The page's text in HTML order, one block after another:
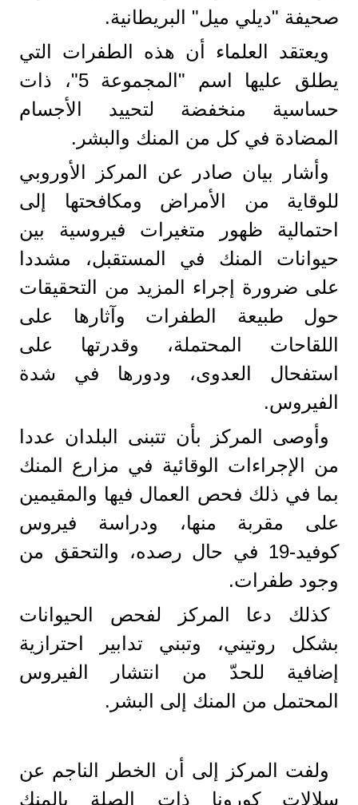
صحيفة "ديلي ميل" البريطانية.
ويعتقد العلماء أن هذه الطفرات التي
يطلق عليها اسم "المجموعة 5"، ذات
حساسية منخفضة لتحييد الأجسام
المضادة في كل من المنك والبشر.
وأشار بيان صادر عن المركز الأوروبي
للوقاية من الأمراض ومكافحتها إلى
احتمالية ظهور متغيرات فيروسية بين
حيوانات المنك في المستقبل، مشددا
على ضرورة إجراء المزيد من التحقيقات
حول طبيعة الطفرات وآثارها على
اللقاحات المحتملة، وقدرتها على
استفحال العدوى، ودورها في شدة
الفيروس.
وأوصى المركز بأن تتبنى البلدان عددا
من الإجراءات الوقائية في مزارع المنك
بما في ذلك فحص العمال فيها والمقيمين
على مقربة منها، ودراسة فيروس
كوفيد-19 في حال رصده، والتحقق من
وجود طفرات.
كذلك دعا المركز لفحص الحيوانات
بشكل روتيني، وتبني تدابير احترازية
إضافية للحدّ من انتشار الفيروس
المحتمل من المنك إلى البشر.
ولفت المركز إلى أن الخطر الناجم عن
سلالات كورونا ذات الصلة بالمنك